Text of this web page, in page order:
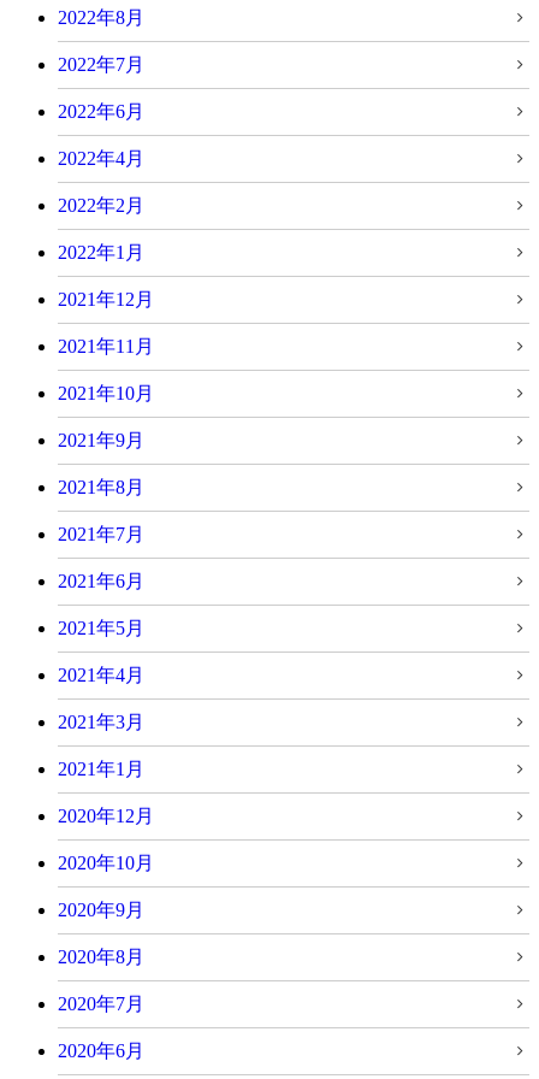
2022年8月
2022年7月
2022年6月
2022年4月
2022年2月
2022年1月
2021年12月
2021年11月
2021年10月
2021年9月
2021年8月
2021年7月
2021年6月
2021年5月
2021年4月
2021年3月
2021年1月
2020年12月
2020年10月
2020年9月
2020年8月
2020年7月
2020年6月